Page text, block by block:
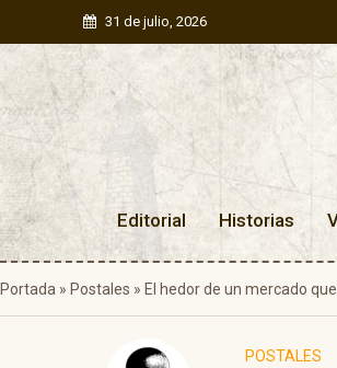
31 de julio, 2026
Editorial Historias
Portada » Postales » El hedor de un mercado
POSTALES